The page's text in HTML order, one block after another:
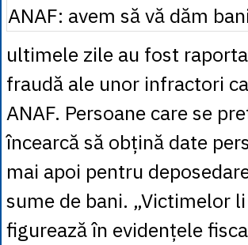
ultimele zile au fost
fraudă ale unor infractori
ANAF. Persoane care se
încearcă să obțină date
mai apoi pentru
sume de bani. „Victimelor
figurează în evidențele